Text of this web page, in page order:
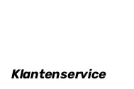
Klantenservice